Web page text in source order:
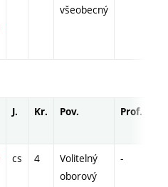
všeobecný
J. Kr. Pov. Prof.
cs 4
Volitelný
oborový
-